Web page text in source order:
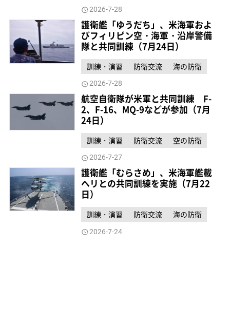
2026-7-28
護衛艦「ゆうだち」、米海軍およ
びフィリピン空・海軍・沿岸警備
隊と共同訓練（7月24日）
訓練・演習 防衛交流 海の防衛
2026-7-28
航空自衛隊が米軍と共同訓練 F-
2、F-16、MQ-9などが参加（7月
24日）
訓練・演習 防衛交流 空の防衛
2026-7-27
護衛艦「むらさめ」、米海軍艦載
ヘリとの共同訓練を実施（7月22
日）
訓練・演習 防衛交流 海の防衛
2026-7-24